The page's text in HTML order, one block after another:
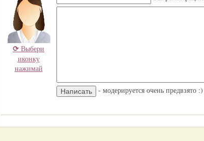
⟳ Выбери
иконку
нажимай
- модерируется очень предвзято :)